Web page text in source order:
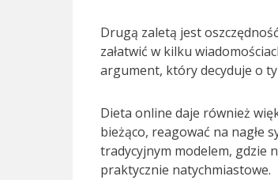
Drugą zaletą jest
załatwić w kilku
argument, który decyduje o
Dieta online daje również
bieżąco, reagować na nagłe
tradycyjnym modelem, gdzie
praktycznie natychmiastowe.